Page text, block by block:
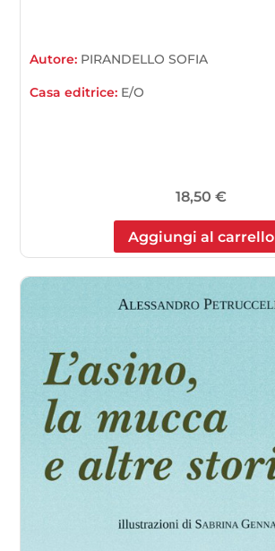
Autore: PIRANDELLO SOFIA
Casa editrice: E/O
18,50 €
Aggiungi al carrello